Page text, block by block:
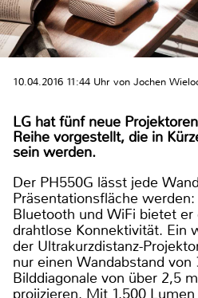
10.04.2016 11:44 Uhr von Jochen
LG hat fünf neue
Reihe vorgestellt, die in
sein werden.
Der PH550G lässt jede
Präsentationsfläche
Bluetooth und WiFi bietet er
drahtlose Konnektivität. Ein
der Ultrakurzdistanz-
nur einen Wandabstand
Bilddiagonale von über 2,5
projizieren. Mit 1.500